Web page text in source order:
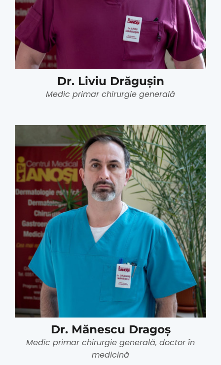
Dr. Liviu Drăgușin
Medic primar chirurgie generală
Dr. Mănescu Dragoș
Medic primar chirurgie generală, doctor în
medicină